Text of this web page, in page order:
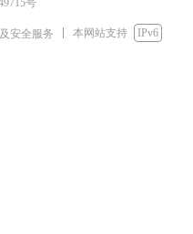
号
安全服务 本网站支持 IPv6